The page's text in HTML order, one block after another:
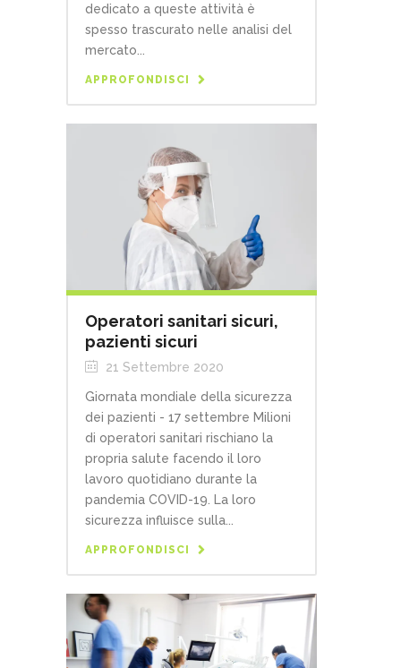
dedicato a queste attività è
spesso trascurato nelle analisi del
mercato...
APPROFONDISCI
Operatori sanitari sicuri,
pazienti sicuri
21 Settembre 2020
Giornata mondiale della sicurezza
dei pazienti - 17 settembre Milioni
di operatori sanitari rischiano la
propria salute facendo il loro
lavoro quotidiano durante la
pandemia COVID-19. La loro
sicurezza influisce sulla...
APPROFONDISCI